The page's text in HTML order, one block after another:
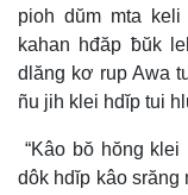
pioh dŭm mta
kahan hđăp ƀŭk
dlăng kơ rup Awa
ñu jih klei hdĭp tui
“Kâo bŏ hŏng
dôk hdĭp kâo srăng